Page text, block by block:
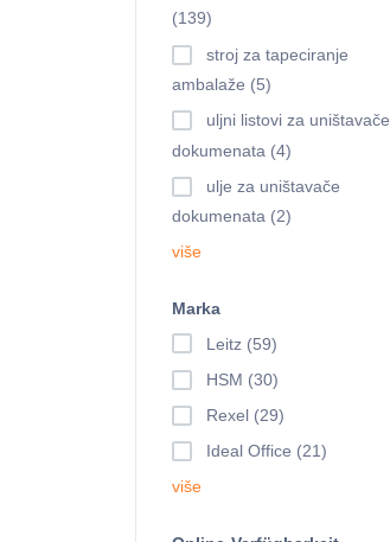
(139)
stroj za tapeciranje
ambalaže (5)
uljni listovi za uništavače
dokumenata (4)
ulje za uništavače
dokumenata (2)
više
Marka
Leitz (59)
HSM (30)
Rexel (29)
Ideal Office (21)
više